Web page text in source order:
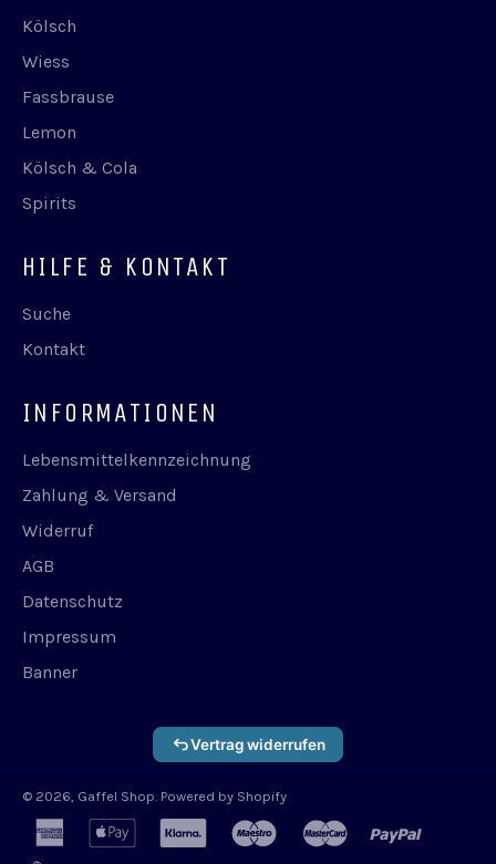
Kölsch
Wiess
Fassbrause
Lemon
Kölsch & Cola
Spirits
HILFE & KONTAKT
Suche
Kontakt
INFORMATIONEN
Lebensmittelkennzeichnung
Zahlung & Versand
Widerruf
AGB
Datenschutz
Impressum
Banner
Vertrag widerrufen
© 2026, Gaffel Shop . Powered by Shopify
american
express
apple
pay
klarna maestro master